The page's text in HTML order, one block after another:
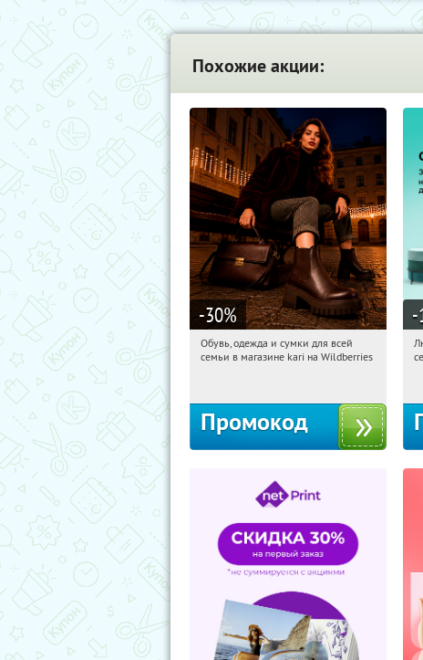
Похожие акции:
-30%
10:08:07 Получили:
Обувь, одежда и сумки для всей
семьи в магазине kari на Wildberries
Промокод
-